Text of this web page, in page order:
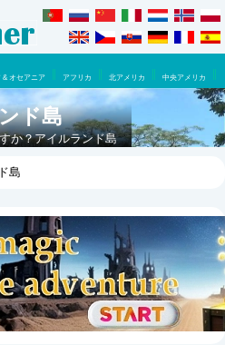
& オセアニア アフリカ 北アメリカ
中央アメリカ
ド島
か？アイルランド島
島